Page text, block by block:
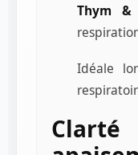
Thym &
Idéale